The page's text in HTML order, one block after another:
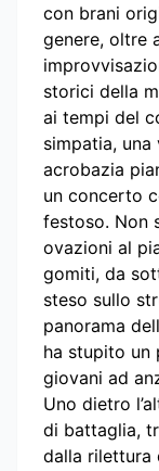
con brani
genere, oltre
storici della
ai tempi del
simpatia,
acrobazia
un concerto
festoso. Non
ovazioni al
gomiti, da
steso sullo
panorama
ha stupito un
giovani ad
Uno dietro
di battaglia,
dalla rilettura